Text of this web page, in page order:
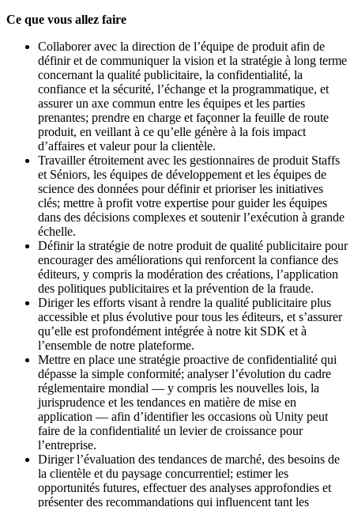
Ce que vous allez faire
Collaborer avec la direction de l’équipe de produit afin de
définir et de communiquer la vision et la stratégie à long terme
concernant la qualité publicitaire, la confidentialité, la
confiance et la sécurité, l’échange et la programmatique, et
assurer un axe commun entre les équipes et les parties
prenantes; prendre en charge et façonner la feuille de route
produit, en veillant à ce qu’elle génère à la fois impact
d’affaires et valeur pour la clientèle.
Travailler étroitement avec les gestionnaires de produit Staffs
et Séniors, les équipes de développement et les équipes de
science des données pour définir et prioriser les initiatives
clés; mettre à profit votre expertise pour guider les équipes
dans des décisions complexes et soutenir l’exécution à grande
échelle.
Définir la stratégie de notre produit de qualité publicitaire pour
encourager des améliorations qui renforcent la confiance des
éditeurs, y compris la modération des créations, l’application
des politiques publicitaires et la prévention de la fraude.
Diriger les efforts visant à rendre la qualité publicitaire plus
accessible et plus évolutive pour tous les éditeurs, et s’assurer
qu’elle est profondément intégrée à notre kit SDK et à
l’ensemble de notre plateforme.
Mettre en place une stratégie proactive de confidentialité qui
dépasse la simple conformité; analyser l’évolution du cadre
réglementaire mondial — y compris les nouvelles lois, la
jurisprudence et les tendances en matière de mise en
application — afin d’identifier les occasions où Unity peut
faire de la confidentialité un levier de croissance pour
l’entreprise.
Diriger l’évaluation des tendances de marché, des besoins de
la clientèle et du paysage concurrentiel; estimer les
opportunités futures, effectuer des analyses approfondies et
présenter des recommandations qui influencent tant les